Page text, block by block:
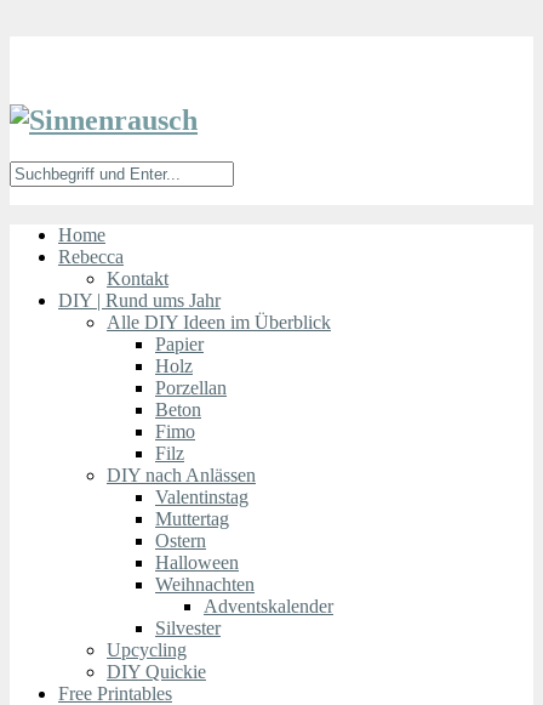
Home
Rebecca
Kontakt
DIY | Rund ums Jahr
Alle DIY Ideen im Überblick
Papier
Holz
Porzellan
Beton
Fimo
Filz
DIY nach Anlässen
Valentinstag
Muttertag
Ostern
Halloween
Weihnachten
Adventskalender
Silvester
Upcycling
DIY Quickie
Free Printables